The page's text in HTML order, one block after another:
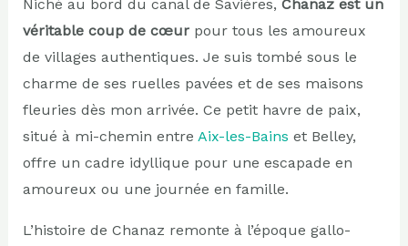
Niché au bord du canal de Savières, Chanaz est un
véritable coup de cœurpour tous les amoureux
de villages authentiques. Je suis tombé sous le
charme de ses ruelles pavées et de ses maisons
fleuries dès mon arrivée. Ce petit havre de paix,
situé à mi-chemin entre Aix-les-Bains et Belley,
offre un cadre idyllique pour une escapade en
amoureux ou une journée en famille.
L’histoire de Chanaz remonte à l’époque gallo-